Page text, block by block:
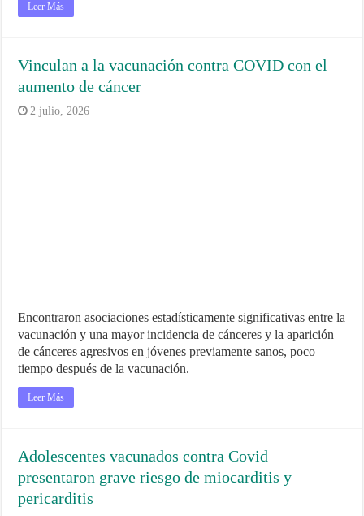
Leer Más
Vinculan a la vacunación contra COVID con el
aumento de cáncer
2 julio, 2026
Encontraron asociaciones estadísticamente significativas entre la
vacunación y una mayor incidencia de cánceres y la aparición
de cánceres agresivos en jóvenes previamente sanos, poco
tiempo después de la vacunación.
Leer Más
Adolescentes vacunados contra Covid
presentaron grave riesgo de miocarditis y
pericarditis